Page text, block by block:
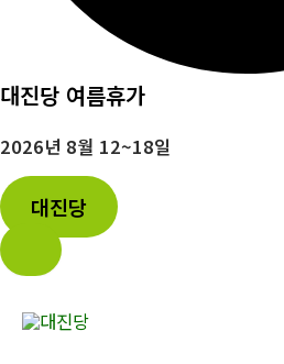
대진당 여름휴가
2026년 8월 12~18일
대진당